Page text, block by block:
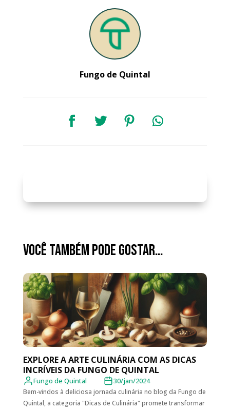
Fungo de Quintal
Você também pode gostar…
EXPLORE A ARTE CULINÁRIA COM AS DICAS
INCRÍVEIS DA FUNGO DE QUINTAL
Fungo de Quintal 30/jan/2024
Bem-vindos à deliciosa jornada culinária no blog da Fungo de
Quintal, a categoria "Dicas de Culinária" promete transformar